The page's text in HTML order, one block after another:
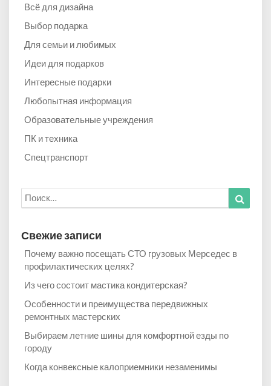
Всё для дизайна
Выбор подарка
Для семьи и любимых
Идеи для подарков
Интересные подарки
Любопытная информация
Образовательные учреждения
ПК и техника
Спецтранспорт
Искать:
Свежие записи
Почему важно посещать СТО грузовых Мерседес в
профилактических целях?
Из чего состоит мастика кондитерская?
Особенности и преимущества передвижных
ремонтных мастерских
Выбираем летние шины для комфортной езды по
городу
Когда конвексные калоприемники незаменимы